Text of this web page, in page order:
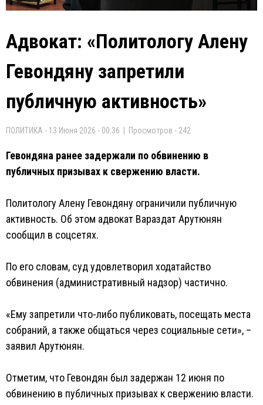
Адвокат: «Политологу Алену
Гевондяну запретили
публичную активность»
ПОЛИТИКА - 13 Июня 2026 - 00:36 | Просмотров - 242
Гевондяна ранее задержали по обвинению в
публичных призывах к свержению власти.
Политологу Алену Гевондяну ограничили публичную
активность. Об этом адвокат Вараздат Арутюнян
сообщил в соцсетях.
По его словам, суд удовлетворил ходатайство
обвинения (административный надзор) частично.
«Ему запретили что-либо публиковать, посещать места
собраний, а также общаться через социальные сети», –
заявил Арутюнян.
Отметим, что Гевондян был задержан 12 июня по
обвинению в публичных призывах к свержению власти.